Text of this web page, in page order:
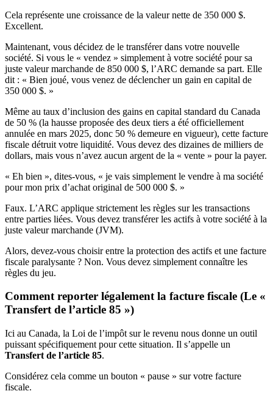
Cela représente une croissance de la valeur nette de 350 000 $.
Excellent.
Maintenant, vous décidez de le transférer dans votre nouvelle
société. Si vous le « vendez » simplement à votre société pour sa
juste valeur marchande de 850 000 $, l’ARC demande sa part. Elle
dit : « Bien joué, vous venez de déclencher un gain en capital de
350 000 $. »
Même au taux d’inclusion des gains en capital standard du Canada
de 50 % (la hausse proposée des deux tiers a été officiellement
annulée en mars 2025, donc 50 % demeure en vigueur), cette facture
fiscale détruit votre liquidité. Vous devez des dizaines de milliers de
dollars, mais vous n’avez aucun argent de la « vente » pour la payer.
« Eh bien », dites-vous, « je vais simplement le vendre à ma société
pour mon prix d’achat original de 500 000 $. »
Faux. L’ARC applique strictement les règles sur les transactions
entre parties liées. Vous devez transférer les actifs à votre société à la
juste valeur marchande (JVM).
Alors, devez-vous choisir entre la protection des actifs et une facture
fiscale paralysante ? Non. Vous devez simplement connaître les
règles du jeu.
Comment reporter légalement la facture fiscale (Le «
Transfert de l’article 85 »)
Ici au Canada, la Loi de l’impôt sur le revenu nous donne un outil
puissant spécifiquement pour cette situation. Il s’appelle un
Transfert de l’article 85.
Considérez cela comme un bouton « pause » sur votre facture
fiscale.